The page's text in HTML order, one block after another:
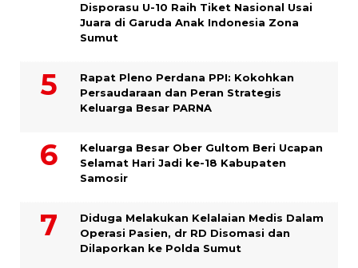
Disporasu U-10 Raih Tiket Nasional Usai
Juara di Garuda Anak Indonesia Zona
Sumut
Rapat Pleno Perdana PPI: Kokohkan
Persaudaraan dan Peran Strategis
Keluarga Besar PARNA
Keluarga Besar Ober Gultom Beri Ucapan
Selamat Hari Jadi ke-18 Kabupaten
Samosir
Diduga Melakukan Kelalaian Medis Dalam
Operasi Pasien, dr RD Disomasi dan
Dilaporkan ke Polda Sumut